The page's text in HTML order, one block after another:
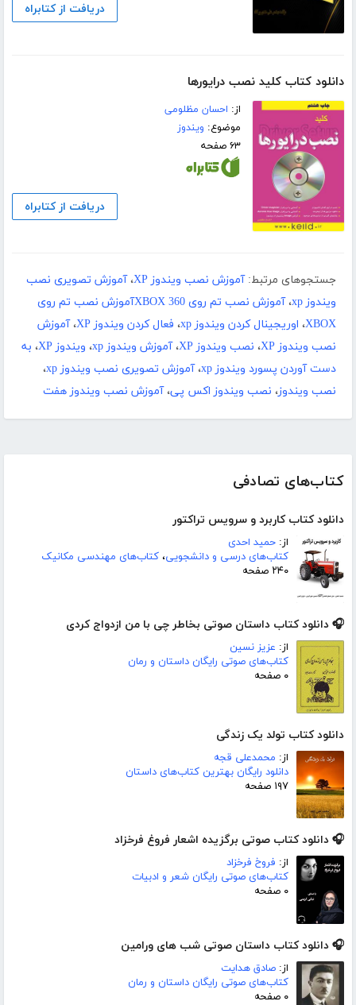
کتاب‌های تصادفی
دانلود کتاب کاربرد و سرویس تراکتور
از: حمید احدی
کتاب‌های درسی و دانشجویی، کتاب‌های مهندسی مکانیک
۲۴۰ صفحه
🎧 دانلود کتاب داستان صوتی بخاطر چی با من ازدواج کردی
از: عزیز نسین
کتاب‌های صوتی رایگان داستان و رمان
۰ صفحه
دانلود کتاب تولد یک زندگی
از: محمدعلی قجه
دانلود رایگان بهترین کتاب‌های داستان
۱۹۷ صفحه
🎧 دانلود کتاب صوتی برگزیده اشعار فروغ فرخزاد
از: فروخ فرخزاد
کتاب‌های صوتی رایگان شعر و ادبیات
۰ صفحه
🎧 دانلود کتاب داستان صوتی شب های ورامین
از: صادق هدایت
کتاب‌های صوتی رایگان داستان و رمان
۰ صفحه
دریافت از کتابراه
دانلود کتاب کلید نصب درایورها
از: احسان مظلومی
موضوع: ویندوز
۶۳ صفحه
دریافت از کتابراه
جستجوهای مرتبط: آموزش نصب ویندوز XP ،آموزش تصویری نصب
ویندوز xp
،
آموزش نصب تم روی XBOX 360آموزش نصب تم روی
XBOX، اوریجینال کردن ویندوز xp ، فعال کردن ویندوز XP ،آموزش
نصب ویندوز XP
، نصب ویندوز XP ،آموزش ویندوز xp ، ویندوز XP ، به
دست آوردن پسورد ویندوز xp
،آموزش تصویری نصب ویندوز xp
،
نصب ویندوز، نصب ویندوز اکس پی،آموزش نصب ویندوز هفت